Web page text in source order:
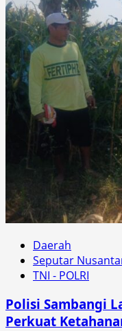
Daerah
Seputar
TNI - POLRI
Polisi Sambangi
Perkuat